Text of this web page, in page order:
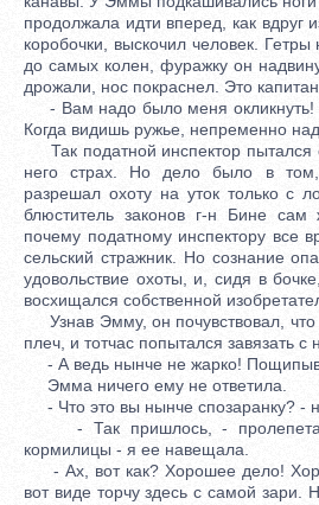
продолжала идти вперед, как вдруг
коробочки, выскочил человек.
до самых колен, фуражку он
дрожали, нос покраснел. Это
- Вам надо было меня окликнуть! -
Когда видишь ружье, непременно
Так податной инспектор пытался
него страх. Но дело было в том,
разрешал охоту на уток только с
блюститель законов г-н Бине
почему податному инспектору все
сельский стражник. Но сознание
удовольствие охоты, и, сидя в
восхищался собственной
Узнав Эмму, он почувствовал, что
плеч, и тотчас попытался завязать с
- А ведь нынче не жарко!
Эмма ничего ему не ответила.
- Что это вы нынче спозаранку? -
- Так пришлось, -
кормилицы - я ее навещала.
- Ах, вот как? Хорошее дело!
вот виде торчу здесь с самой зари.